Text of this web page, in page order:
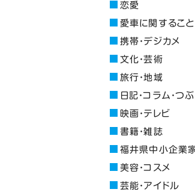
恋愛
愛車に関すること
携帯・デジカメ
文化・芸術
旅行・地域
日記・コラム・つ
映画・テレビ
書籍・雑誌
福井県中小企業
美容・コスメ
芸能・アイドル